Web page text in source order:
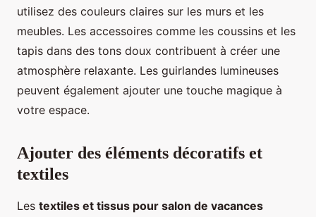
utilisez des couleurs claires sur les murs et les
meubles. Les accessoires comme les coussins et les
tapis dans des tons doux contribuent à créer une
atmosphère relaxante. Les guirlandes lumineuses
peuvent également ajouter une touche magique à
votre espace.
Ajouter des éléments décoratifs et
textiles
Les textiles et tissus pour salon de vacances